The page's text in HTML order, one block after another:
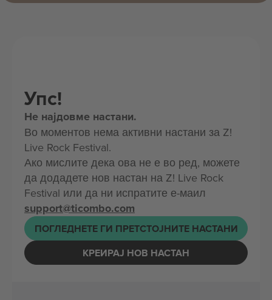
Упс!
Не најдовме настани.
Во моментов нема активни настани за Z!
Live Rock Festival.
Ако мислите дека ова не е во ред, можете
да додадете нов настан на Z! Live Rock
Festival или да ни испратите е-маил
support@ticombo.com
ПОГЛЕДНЕТЕ ГИ ПРЕТСТОЈНИТЕ НАСТАНИ
КРЕИРАЈ НОВ НАСТАН